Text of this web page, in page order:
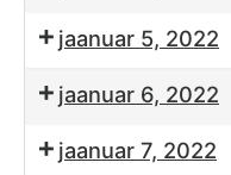
jaanuar 5, 2022
jaanuar 6, 2022
jaanuar 7, 2022